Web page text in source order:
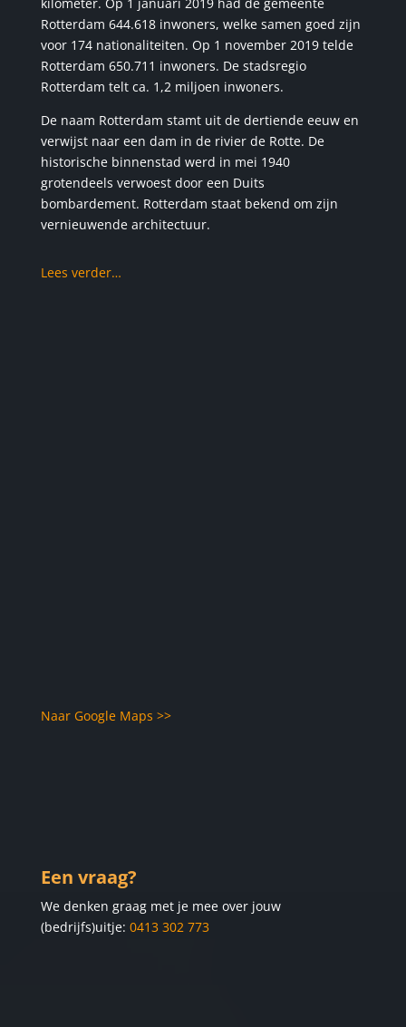
Rotterdam 644.618 inwoners, welke samen goed zijn
voor 174 nationaliteiten. Op 1 november 2019 telde
Rotterdam 650.711 inwoners. De stadsregio
Rotterdam telt ca. 1,2 miljoen inwoners.
De naam Rotterdam stamt uit de dertiende eeuw en
verwijst naar een dam in de rivier de Rotte. De
historische binnenstad werd in mei 1940
grotendeels verwoest door een Duits
bombardement. Rotterdam staat bekend om zijn
vernieuwende architectuur.
Lees verder…
Naar Google Maps >>
Een vraag?
We denken graag met je mee over jouw
(bedrijfs)uitje: 0413 302 773